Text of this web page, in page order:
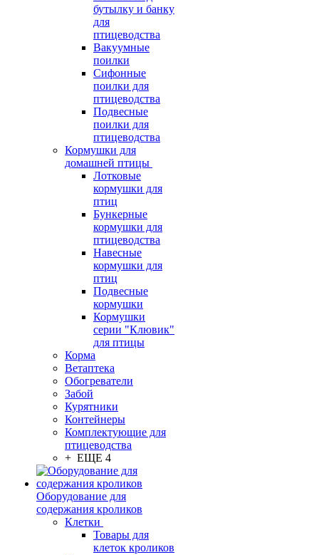
бутылку и банку
для
птицеводства
Вакуумные
поилки
Сифонные
поилки для
птицеводства
Подвесные
поилки для
птицеводства
Кормушки для
домашней птицы
Лотковые
кормушки для
птиц
Бункерные
кормушки для
птицеводства
Навесные
кормушки для
птиц
Подвесные
кормушки
Кормушки
серии "Клювик"
для птицы
Корма
Ветаптека
Обогреватели
Забой
Курятники
Контейнеры
Комплектующие для
птицеводства
+ ЕЩЕ 4
Оборудование для
содержания кроликов
Клетки
Товары для
клеток кроликов